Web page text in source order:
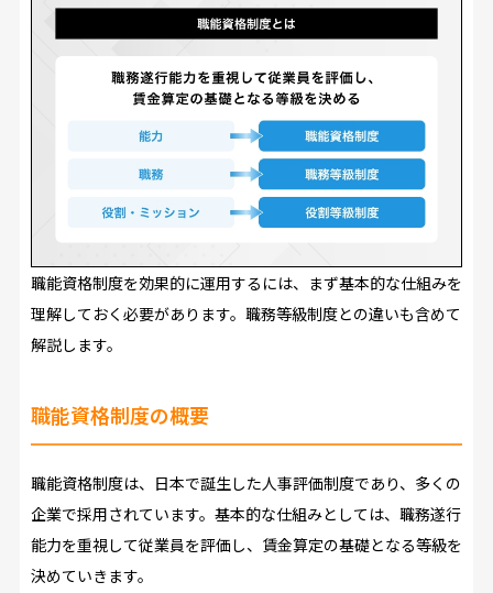
職能資格制度を効果的に運用するには、まず基本的な仕組みを
理解しておく必要があります。職務等級制度との違いも含めて
解説します。
職能資格制度の概要
職能資格制度は、日本で誕生した人事評価制度であり、多くの
企業で採用されています。基本的な仕組みとしては、職務遂行
能力を重視して従業員を評価し、賃金算定の基礎となる等級を
決めていきます。